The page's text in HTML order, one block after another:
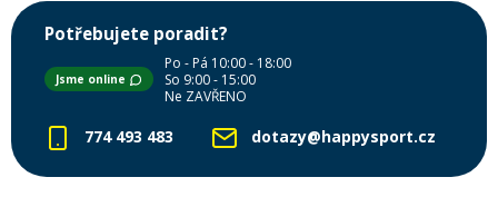
Potřebujete poradit?
Jsme online
Po - Pá 10:00 - 18:00
So 9:00 - 15:00
Ne ZAVŘENO
774 493 483 dotazy@happysport.cz